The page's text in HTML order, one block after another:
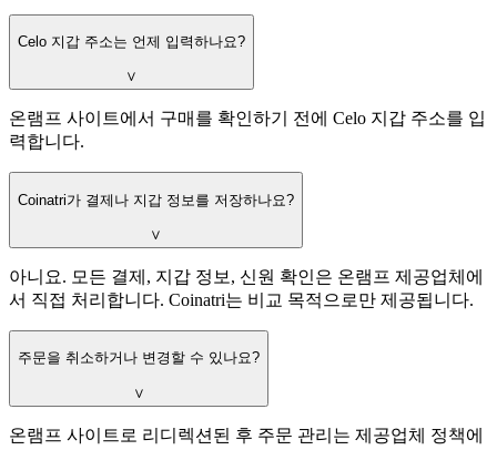
Celo 지갑 주소는 언제 입력하나요?
∨
온램프 사이트에서 구매를 확인하기 전에 Celo 지갑 주소를 입
력합니다.
Coinatri가 결제나 지갑 정보를 저장하나요?
∨
아니요. 모든 결제, 지갑 정보, 신원 확인은 온램프 제공업체에
서 직접 처리합니다. Coinatri는 비교 목적으로만 제공됩니다.
주문을 취소하거나 변경할 수 있나요?
∨
온램프 사이트로 리디렉션된 후 주문 관리는 제공업체 정책에